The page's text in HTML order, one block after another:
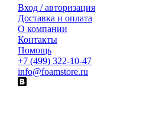
Вход / авторизация
Доставка и оплата
О компании
Контакты
Помощь
+7 (499) 322-10-47
info@foamstore.ru